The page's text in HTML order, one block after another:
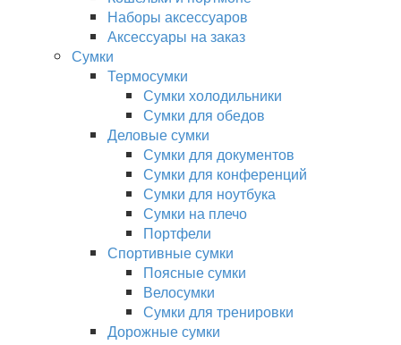
Наборы аксессуаров
Аксессуары на заказ
Сумки
Термосумки
Сумки холодильники
Сумки для обедов
Деловые сумки
Сумки для документов
Сумки для конференций
Сумки для ноутбука
Сумки на плечо
Портфели
Спортивные сумки
Поясные сумки
Велосумки
Сумки для тренировки
Дорожные сумки